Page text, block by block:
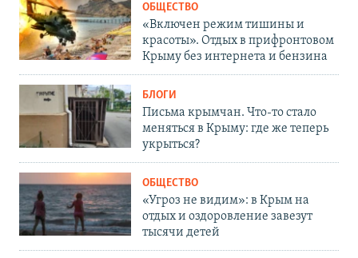
ОБЩЕСТВО
«Включен режим тишины и
красоты». Отдых в прифронтовом
Крыму без интернета и бензина
БЛОГИ
Письма крымчан. Что-то стало
меняться в Крыму: где же теперь
укрыться?
ОБЩЕСТВО
«Угроз не видим»: в Крым на
отдых и оздоровление завезут
тысячи детей